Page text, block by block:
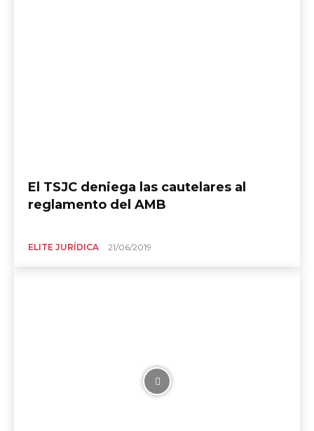
El TSJC deniega las cautelares al
reglamento del AMB
ELITE JURÍDICA 21/06/2019